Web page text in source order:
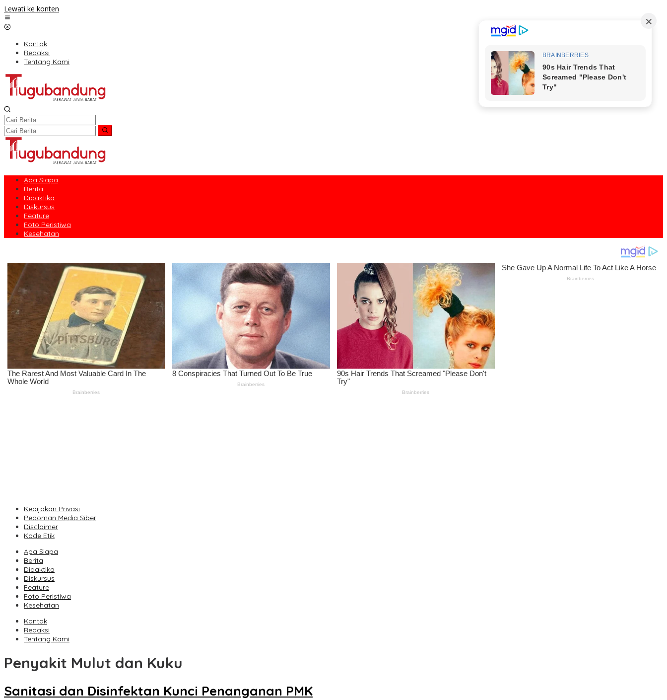
Lewati ke konten
Kontak
Redaksi
Tentang Kami
Apa Siapa
Berita
Didaktika
Diskursus
Feature
Foto Peristiwa
Kesehatan
Kebijakan Privasi
Pedoman Media Siber
Disclaimer
Kode Etik
Apa Siapa
Berita
Didaktika
Diskursus
Feature
Foto Peristiwa
Kesehatan
Kontak
Redaksi
Tentang Kami
Penyakit Mulut dan Kuku
Sanitasi dan Disinfektan Kunci Penanganan PMK